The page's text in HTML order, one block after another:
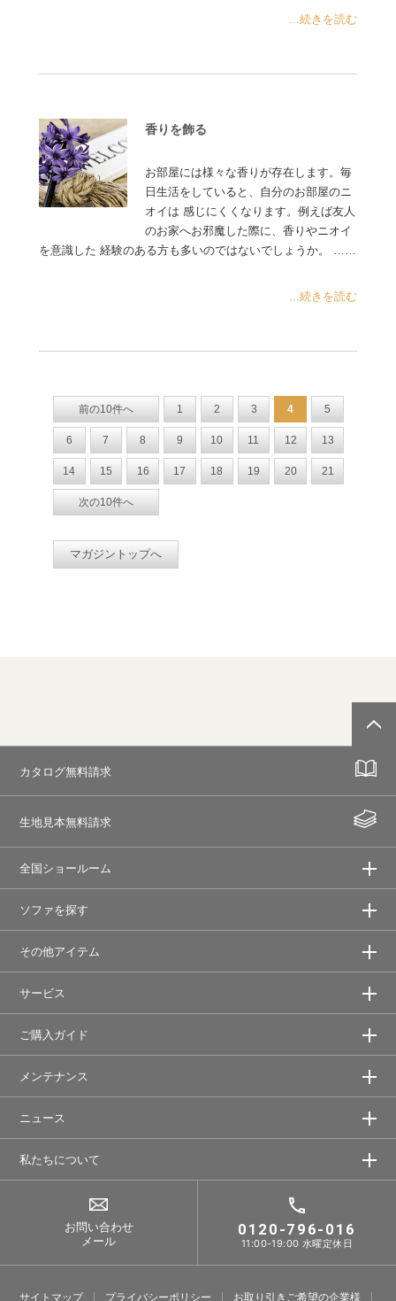
...続きを読む
香りを飾る
お部屋には様々な香りが存在します。毎
日生活をしていると、自分のお部屋のニ
オイは 感じにくくなります。例えば友人
のお家へお邪魔した際に、香りやニオイ
を意識した 経験のある方も多いのではないでしょうか。 ……
...続きを読む
前の10件へ 1 2 3 4 5
6 7 8 9 10 11 12 13
14 15 16 17 18 19 20 21
次の10件へ
マガジントップへ
カタログ無料請求
生地見本無料請求
全国ショールーム
ソファを探す
その他アイテム
サービス
ご購入ガイド
メンテナンス
ニュース
私たちについて
お問い合わせ
メール
0120-796-016
11:00-19:00 水曜定休日
サイトマップ プライバシーポリシー お取り引きご希望の企業様